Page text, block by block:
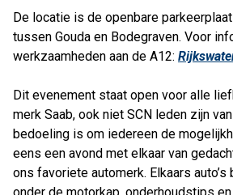
De locatie is de openbare
tussen Gouda en Bodegraven. Voor
werkzaamheden aan de A12:
Dit evenement staat open voor alle
merk Saab, ook niet SCN leden zijn
bedoeling is om iedereen de
eens een avond met elkaar van
ons favoriete automerk. Elkaars auto’s